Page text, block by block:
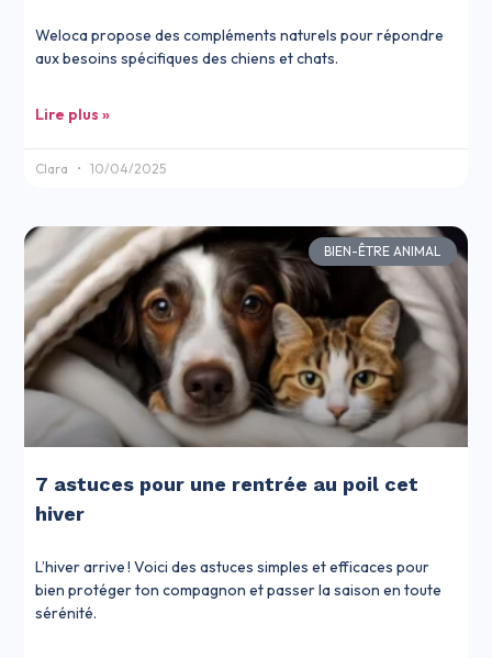
Weloca propose des compléments naturels pour répondre
aux besoins spécifiques des chiens et chats.
Lire plus »
Clara 10/04/2025
BIEN-ÊTRE ANIMAL
7 astuces pour une rentrée au poil cet
hiver
L’hiver arrive ! Voici des astuces simples et efficaces pour
bien protéger ton compagnon et passer la saison en toute
sérénité.